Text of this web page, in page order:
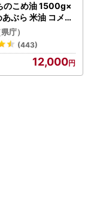
のこめ油 1500g×
ぶら 米油 コメ油
め物 サラダ 山形
山形県 F2Y-173
庁）
(443)
12,000